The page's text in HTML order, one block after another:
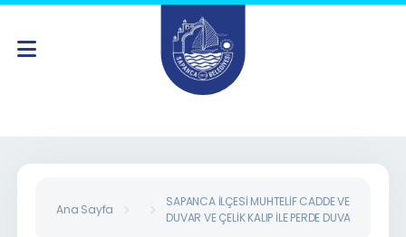
Ana Sayfa
SAPANCA İLÇESİ MUHTELİF CADDE VE
DUVAR VE ÇELİK KALIP İLE PERDE DUVARI YAPIM İŞİ